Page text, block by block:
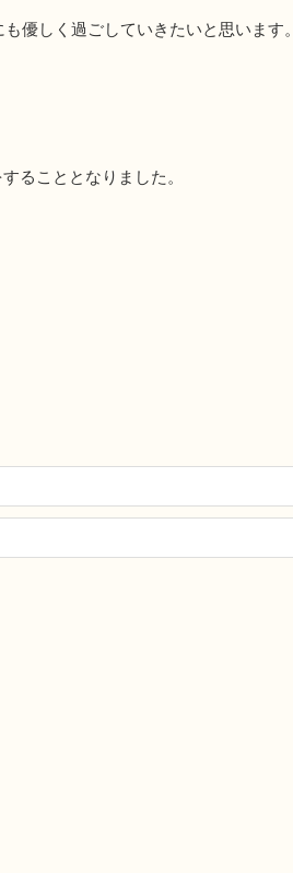
優しく過ごしていきたいと思います。
ることとなりました。